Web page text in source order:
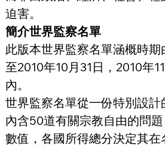
迫害。
簡介世界監察名單
此版本世界監察名單涵概時期
至2010年10月31日，2010年
內。
世界監察名單從一份特別設計
內含50道有關宗教自由的問
數值，各國所得總分決定其在